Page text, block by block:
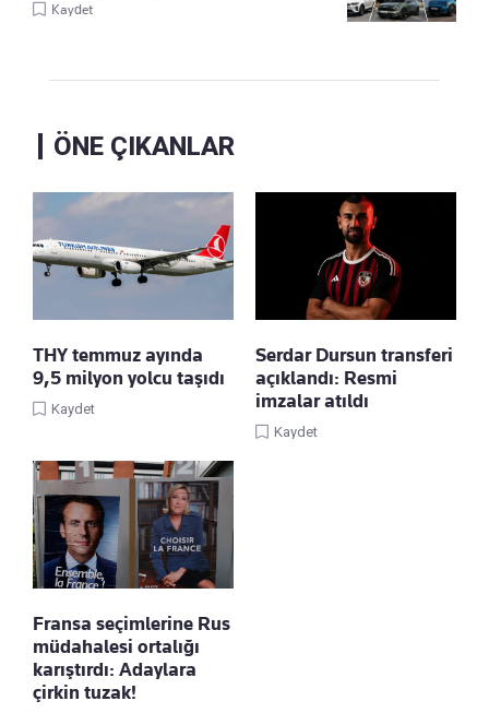
Kaydet
ÖNE ÇIKANLAR
THY temmuz ayında
9,5 milyon yolcu taşıdı
Kaydet
Serdar Dursun transferi
açıklandı: Resmi
imzalar atıldı
Kaydet
Fransa seçimlerine Rus
müdahalesi ortalığı
karıştırdı: Adaylara
çirkin tuzak!